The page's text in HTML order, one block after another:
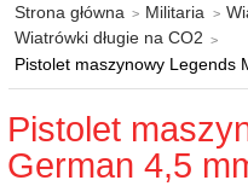
Strona główna Militaria
Wiatrówki długie na CO2
Pistolet maszynowy Legends
Pistolet
German 4,5